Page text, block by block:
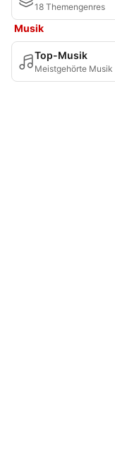
18 Themengenres
Musik
Top-Musik
Meistgehörte Musik